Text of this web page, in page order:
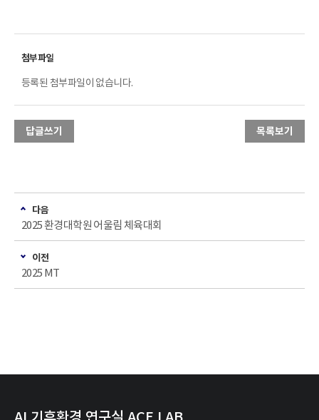
등록된 첨부파일이 없습니다.
답글쓰기 목록보기
다음
2025 환경대학원 어울림 체육대회
이전
2025 MT